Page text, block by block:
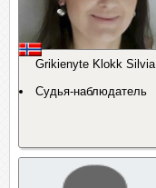
Grikienyte Klokk Silvia
Судья-наблюдатель